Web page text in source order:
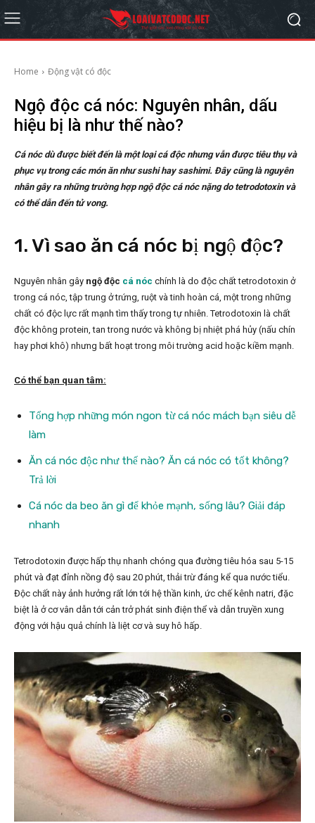
Home Động vật có độc
Ngộ độc cá nóc: Nguyên nhân, dấu
hiệu bị là như thế nào?
Cá nóc dù được biết đến là một loại cá độc nhưng vẫn được tiêu thụ và
phục vụ trong các món ăn như sushi hay sashimi. Đây cũng là nguyên
nhân gây ra những trường hợp ngộ độc cá nóc nặng do tetrodotoxin và
có thể dẫn đến tử vong.
1. Vì sao ăn cá nóc bị ngộ độc?
Nguyên nhân gây ngộ độc cá nóc chính là do độc chất tetrodotoxin ở
trong cá nóc, tập trung ở trứng, ruột và tinh hoàn cá, một trong những
chất có độc lực rất mạnh tìm thấy trong tự nhiên. Tetrodotoxin là chất
độc không protein, tan trong nước và không bị nhiệt phá hủy (nấu chín
hay phơi khô) nhưng bất hoạt trong môi trường acid hoặc kiềm mạnh.
Có thể bạn quan tâm:
Tổng hợp những món ngon từ cá nóc mách bạn siêu dễ
làm
Ăn cá nóc độc như thế nào? Ăn cá nóc có tốt không?
Trả lời
Cá nóc da beo ăn gì để khỏe mạnh, sống lâu? Giải đáp
nhanh
Tetrodotoxin được hấp thụ nhanh chóng qua đường tiêu hóa sau 5-15
phút và đạt đỉnh nồng độ sau 20 phút, thải trừ đáng kể qua nước tiểu.
Độc chất này ảnh hưởng rất lớn tới hệ thần kinh, ức chế kênh natri, đặc
biệt là ở cơ vân dẫn tới cản trở phát sinh điện thể và dẫn truyền xung
động với hậu quả chính là liệt cơ và suy hô hấp.